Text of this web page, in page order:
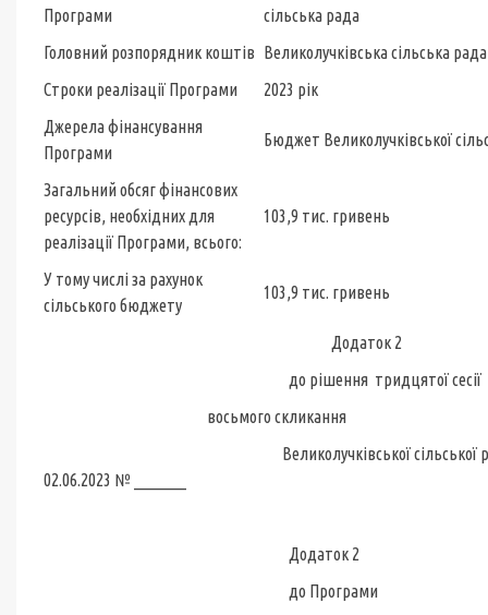
Програми
сільська рада
Головний розпорядник коштів Великолучківська сільська рада
Строки реалізації Програми
2023 рік
Джерела фінансування
Програми
Бюджет Великолучківської
Загальний обсяг фінансових
ресурсів, необхідних для
реалізації Програми, всього:
103,9 тис. гривень
У тому числі за рахунок
сільського бюджету
103,9 тис. гривень
Додаток 2
до рішення тридцятої сесії
восьмого скликання
02.06.2023 № ________
Додаток 2
до Програми